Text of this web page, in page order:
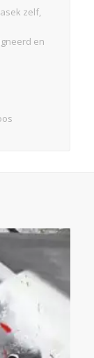
zelf,
en